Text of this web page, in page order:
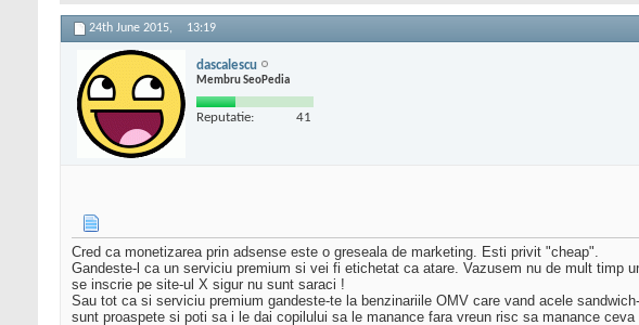
24th June 2015, 13:19
dascalescu
Membru SeoPedia
Reputatie: 41
Cred ca monetizarea prin adsense este o greseala de marketing. Esti privit "cheap".
Gandeste-l ca un serviciu premium si vei fi etichetat ca atare. Vazusem nu de mult timp
se inscrie pe site-ul X sigur nu sunt saraci !
Sau tot ca si serviciu premium gandeste-te la benzinariile OMV care vand acele
sunt proaspete si poti sa i le dai copilului sa le manance fara vreun risc sa manance